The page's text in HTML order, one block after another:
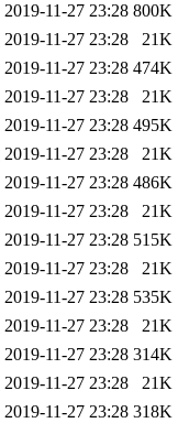
2019-11-27 23:28 800K
2019-11-27 23:28
21K
2019-11-27 23:28 474K
2019-11-27 23:28
21K
2019-11-27 23:28 495K
2019-11-27 23:28
21K
2019-11-27 23:28 486K
2019-11-27 23:28
21K
2019-11-27 23:28 515K
2019-11-27 23:28
21K
2019-11-27 23:28 535K
2019-11-27 23:28
21K
2019-11-27 23:28 314K
2019-11-27 23:28
21K
2019-11-27 23:28 318K